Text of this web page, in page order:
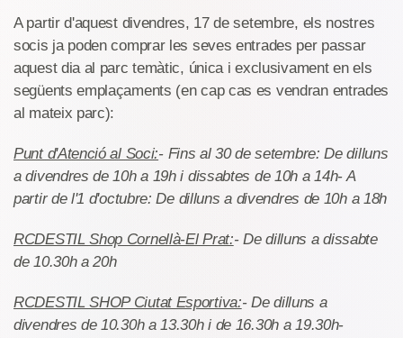
A partir d'aquest divendres, 17 de setembre, els nostres
socis ja poden comprar les seves entrades per passar
aquest dia al parc temàtic, única i exclusivament en els
següents emplaçaments (en cap cas es vendran entrades
al mateix parc):
Punt d'Atenció al Soci:- Fins al 30 de setembre: De dilluns
a divendres de 10h a 19h i dissabtes de 10h a 14h- A
partir de l'1 d'octubre: De dilluns a divendres de 10h a 18h
RCDESTIL Shop Cornellà-El Prat:- De dilluns a dissabte
de 10.30h a 20h
RCDESTIL SHOP Ciutat Esportiva:- De dilluns a
divendres de 10.30h a 13.30h i de 16.30h a 19.30h-